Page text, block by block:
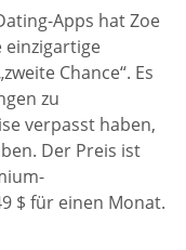
Apps hat Zoe
einzigartige
Chance“. Es
zu
verpasst haben,
Der Preis ist
$ für einen Monat.